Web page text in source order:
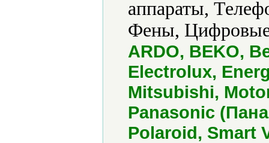
аппараты,
Фены,
ARDO, BEKO,
Electrolux,
Mitsubishi,
Panasonic
Polaroid, Smart